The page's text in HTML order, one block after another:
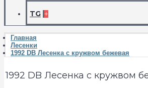
TG +
Главная
Лесенки
1992 DB Лесенка с кружвом бежевая
1992 DB Лесенка с кружвом